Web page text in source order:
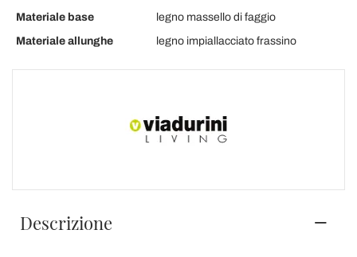
Materiale base
legno massello di faggio
Materiale allunghe
legno impiallacciato frassino
Descrizione